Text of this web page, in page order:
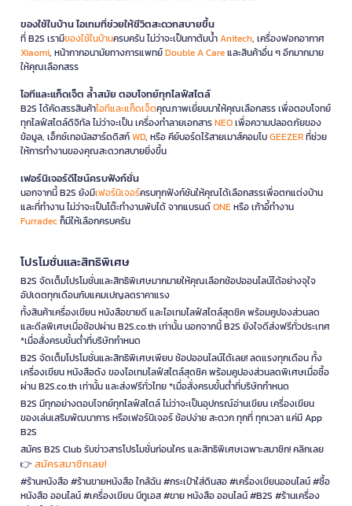
ของใช้ในบ้าน ไอเทมที่ช่วยให้ชีวิตสะดวกสบายขึ้น
ที่ B2S เรามีของใช้ในบ้านครบครัน ไม่ว่าจะเป็นกาต้มน้ำAnitech, เครื่องฟอกอากาศ
Xiaomi, หน้ากากอนามัยทางการแพทย์Double A Careและสินค้าอื่น ๆ อีกมากมาย
ให้คุณเลือกสรร
ไอทีและแก็ดเจ็ต ล้ำสมัย ตอบโจทย์ทุกไลฟ์สไตล์
B2S ได้คัดสรรสินค้าไอทีและแก็ดเจ็ตคุณภาพเยี่ยมมาให้คุณเลือกสรร เพื่อตอบโจทย์
ทุกไลฟ์สไตล์ดิจิทัล ไม่ว่าจะเป็น เครื่องทำลายเอกสารNEOเพื่อความปลอดภัยของ
ข้อมูล, เอ็กซ์เทอนัลฮาร์ดดิสก์WD, หรือ คีย์บอร์ดไร้สายเมาส์คอมโบGEEZERที่ช่วย
ให้การทำงานของคุณสะดวกสบายยิ่งขึ้น
เฟอร์นิเจอร์ดีไซน์ครบฟังก์ชั่น
นอกจากนี้ B2S ยังมีเฟอร์นิเจอร์ครบทุกฟังก์ชันให้คุณได้เลือกสรรเพื่อตกแต่งบ้าน
และที่ทำงาน ไม่ว่าจะเป็นโต๊ะทำงานพับได้ จากแบรนด์ONEหรือ เก้าอี้ทำงาน
Furradecก็มีให้เลือกครบครัน
โปรโมชั่นและสิทธิพิเศษ
B2S จัดเต็มโปรโมชั่นและสิทธิพิเศษมากมายให้คุณเลือกช้อปออนไลน์ได้อย่างจุใจ
อัปเดตทุกเดือนกับแคมเปญลดราคาแรง
ทั้งสินค้าเครื่องเขียน หนังสือขายดี และไอเทมไลฟ์สไตล์สุดชิค พร้อมคูปองส่วนลด
และดีลพิเศษเมื่อช้อปผ่าน B2S.co.th เท่านั้น นอกจากนี้ B2S ยังใจดีส่งฟรีทั่วประเทศ
*เมื่อสั่งครบขั้นต่ำที่บริษัทกำหนด
B2S จัดเต็มโปรโมชั่นและสิทธิพิเศษเพียบ ช้อปออนไลน์ได้เลย! ลดแรงทุกเดือน ทั้ง
เครื่องเขียน หนังสือดัง ของไอเทมไลฟ์สไตล์สุดชิค พร้อมคูปองส่วนลดพิเศษเมื่อซื้อ
ผ่าน B2S.co.th เท่านั้น และส่งฟรีทั่วไทย *เมื่อสั่งครบขั้นต่ำที่บริษัทกำหนด
B2S มีทุกอย่างตอบโจทย์ทุกไลฟ์สไตล์ ไม่ว่าจะเป็นอุปกรณ์อ่านเขียน เครื่องเขียน
ของเล่นเสริมพัฒนาการ หรือเฟอร์นิเจอร์ ช้อปง่าย สะดวก ทุกที่ ทุกเวลา แค่มี App
B2S
สมัคร B2S Club รับข่าวสารโปรโมชั่นก่อนใคร และสิทธิพิเศษเฉพาะสมาชิก! คลิกเลย
👉 สมัครสมาชิกเลย!
#ร้านหนังสือ #ร้านขายหนังสือ ใกล้ฉัน #กระเป๋าใส่ดินสอ #เครื่องเขียนออนไลน์ #ซื้อ
หนังสือ ออนไลน์ #เครื่องเขียน บีทูเอส #ขาย หนังสือ ออนไลน์ #B2S #ร้านเครื่อง